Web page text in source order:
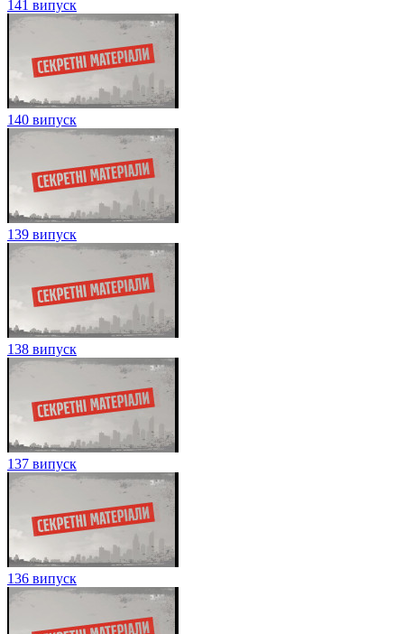
141 випуск
140 випуск
139 випуск
138 випуск
137 випуск
136 випуск